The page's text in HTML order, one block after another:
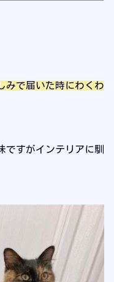
みで届いた時にわくわ
すがインテリアに馴